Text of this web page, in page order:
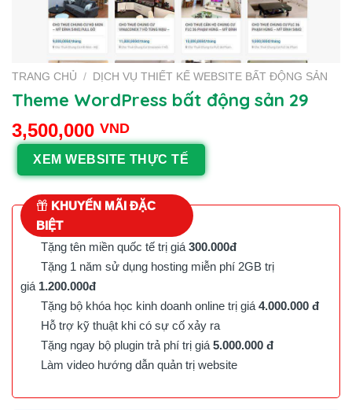
TRANG CHỦ / DỊCH VỤ THIẾT KẾ WEBSITE BẤT ĐỘNG SẢN
Theme WordPress bất động sản 29
3,500,000 VND
XEM WEBSITE THỰC TẾ
KHUYẾN MÃI ĐẶC
BIỆT
Tặng tên miền quốc tế trị giá 300.000đ
Tặng 1 năm sử dụng hosting miễn phí 2GB trị
giá 1.200.000đ
Tặng bộ khóa học kinh doanh online trị giá 4.000.000 đ
Hỗ trợ kỹ thuật khi có sự cố xảy ra
Tặng ngay bộ plugin trả phí trị giá 5.000.000 đ
Làm video hướng dẫn quản trị website